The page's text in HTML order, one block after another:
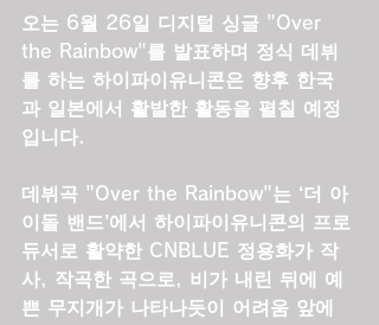
오는 6월 26일 디지털 싱글 "Over
the Rainbow"를 발표하며 정식 데뷔
를 하는 하이파이유니콘은 향후 한국
과 일본에서 활발한 활동을 펼칠 예정
입니다.
데뷔곡 "Over the Rainbow"는 ‘더 아
이돌 밴드’에서 하이파이유니콘의 프로
듀서로 활약한 CNBLUE 정용화가 작
사, 작곡한 곡으로, 비가 내린 뒤에 예
쁜 무지개가 나타나듯이 어려움 앞에